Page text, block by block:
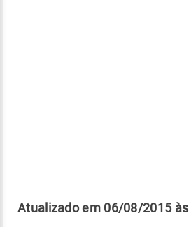
Atualizado em 06/08/2015 às